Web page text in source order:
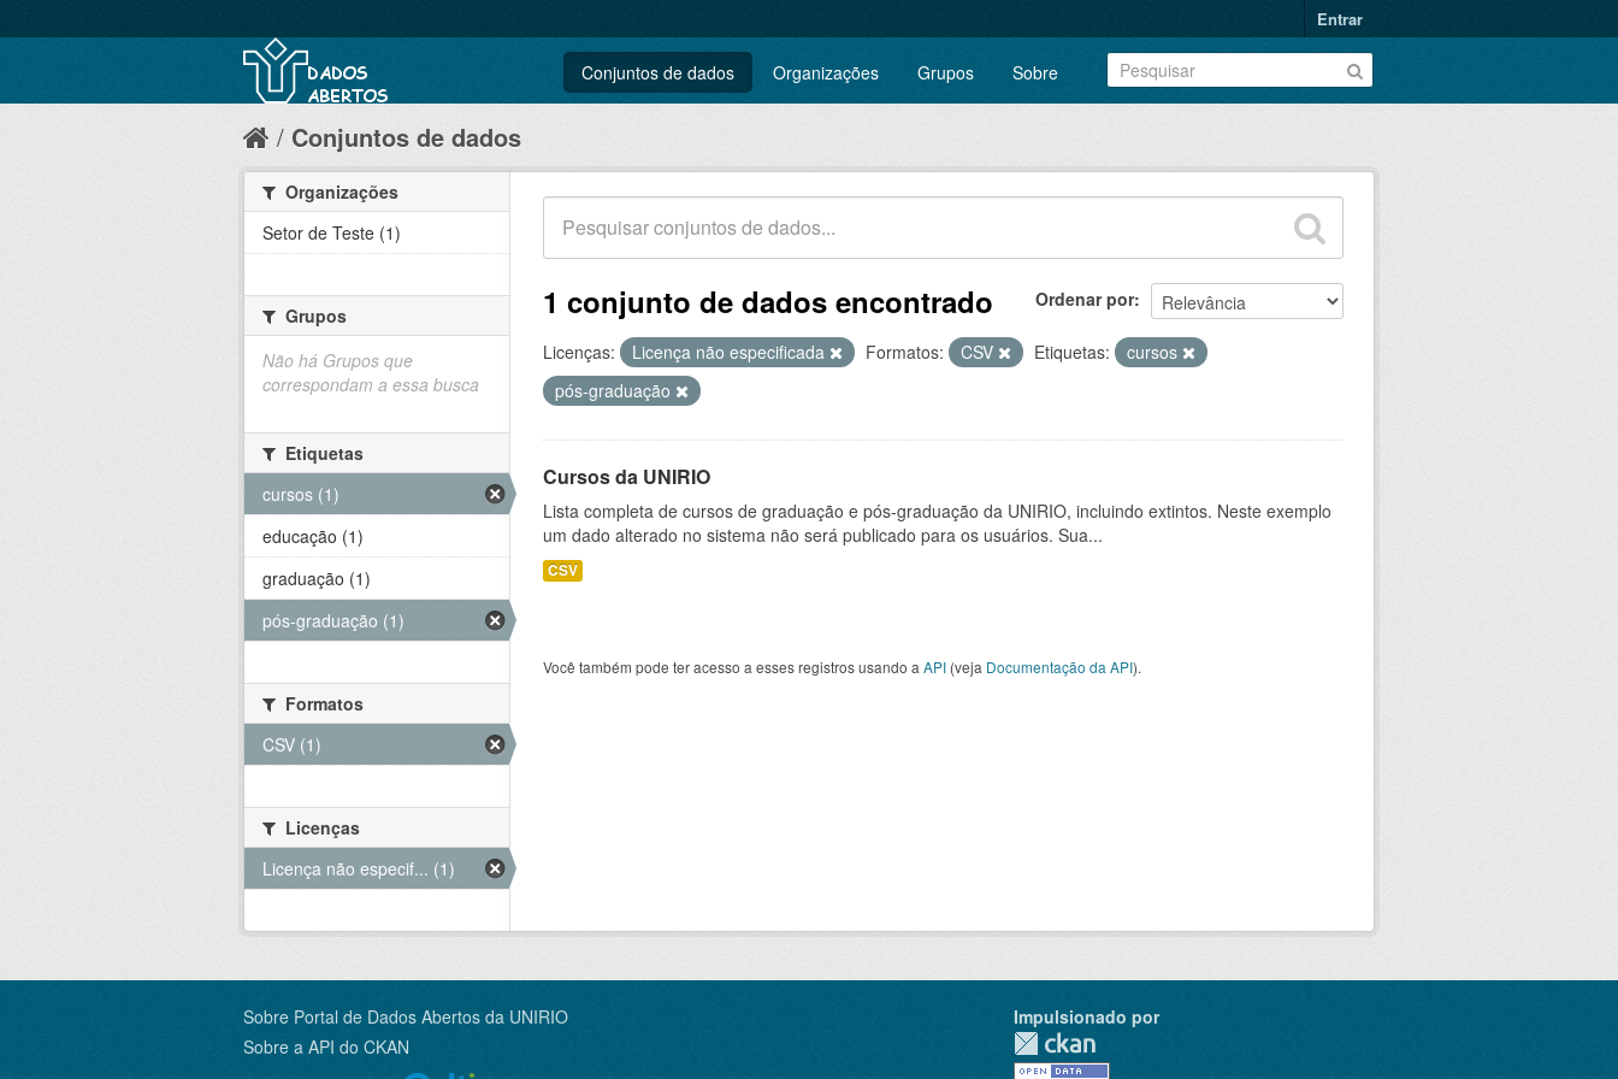
Entrar
Conjuntos de dados Organizações Grupos Sobre
Conjuntos de dados
Ordenar por
1 conjunto de dados encontrado
Licenças: Licença não especificada Formatos: CSV Etiquetas:
cursos
pós-graduação
Cursos da UNIRIO
Lista completa de cursos de graduação e pós-graduação da UNIRIO, incluindo extintos. Neste exemplo
um dado alterado no sistema não será publicado para os usuários. Sua...
CSV
Você também pode ter acesso a esses registros usando a API (veja Documentação da API).
Organizações
Setor de Teste (1)
Grupos
Não há Grupos que
correspondam a essa busca
Etiquetas
cursos (1)
educação (1)
graduação (1)
pós-graduação (1)
Formatos
CSV (1)
Licenças
Licença não especif... (1)
Sobre Portal de Dados Abertos da UNIRIO
Sobre a API do CKAN
Impulsionado por